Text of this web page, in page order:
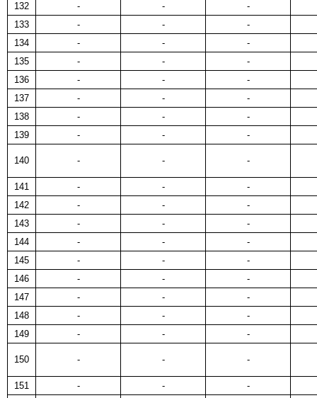
132
- -
-
133
- -
-
134
- -
-
135
- -
-
136
- -
-
137
- -
-
138
- -
-
139
- - -
140 - - -
141 - -
-
142
- -
-
143
- -
-
144
- -
-
145
- -
-
146
- -
-
147
- -
-
148
- -
-
149
- - -
150 - - -
151 - -
-